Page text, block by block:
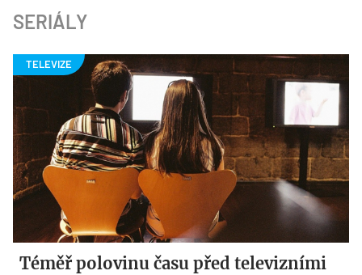
SERIÁLY
Téměř polovinu času před televizními